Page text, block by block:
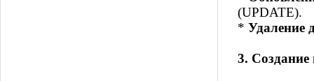
(UPDATE).
* Удаление
3.